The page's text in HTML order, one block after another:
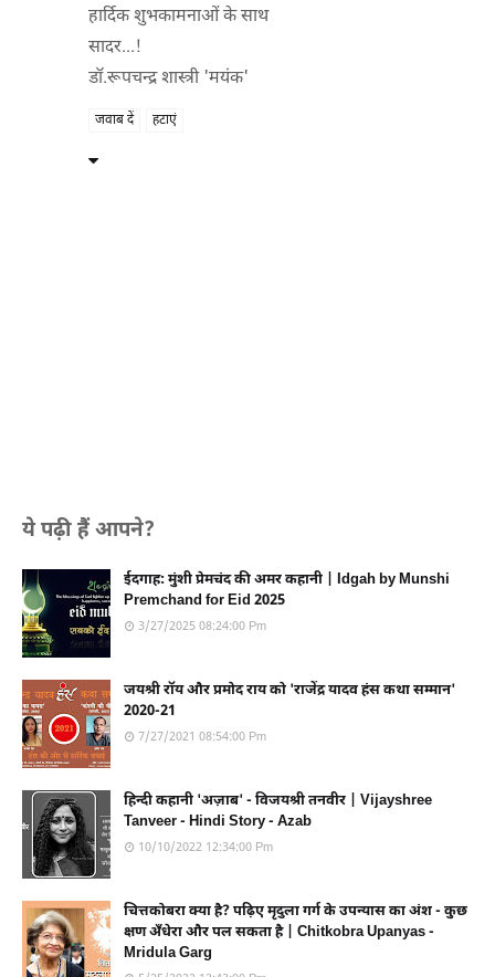
हार्दिक शुभकामनाओं के साथ
सादर...!
डॉ.रूपचन्द्र शास्त्री 'मयंक'
जवाब दें हटाएं
ये पढ़ी हैं आपने?
ईदगाह: मुंशी प्रेमचंद की अमर कहानी | Idgah by Munshi
Premchand for Eid 2025
3/27/2025 08:24:00 Pm
जयश्री रॉय और प्रमोद राय को 'राजेंद्र यादव हंस कथा सम्मान'
2020-21
7/27/2021 08:54:00 Pm
हिन्दी कहानी 'अज़ाब' - विजयश्री तनवीर | Vijayshree
Tanveer - Hindi Story - Azab
10/10/2022 12:34:00 Pm
चित्तकोबरा क्या है? पढ़िए मृदुला गर्ग के उपन्यास का अंश - कुछ
क्षण अँधेरा और पल सकता है | Chitkobra Upanyas -
Mridula Garg